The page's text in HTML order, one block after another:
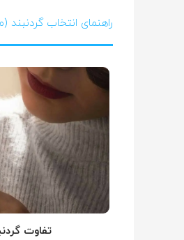
راهنمای انتخاب
تفاوت